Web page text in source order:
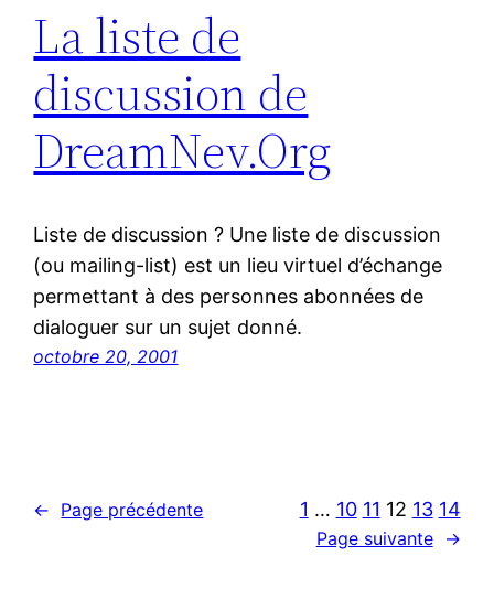
La liste de
discussion de
DreamNev.Org
Liste de discussion ? Une liste de discussion
(ou mailing-list) est un lieu virtuel d’échange
permettant à des personnes abonnées de
dialoguer sur un sujet donné.
octobre 20, 2001
← Page précédente 1 … 10 11 12 13 14
Page suivante →